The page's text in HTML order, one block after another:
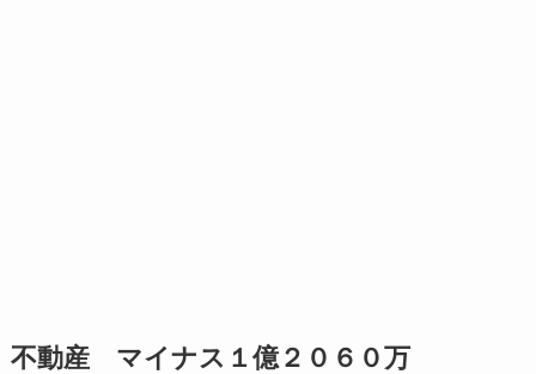
不動産 マイナス１億２０６０万